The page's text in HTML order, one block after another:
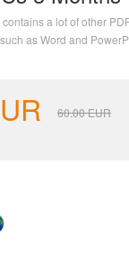
a lot of other
as Word and
60.00EUR